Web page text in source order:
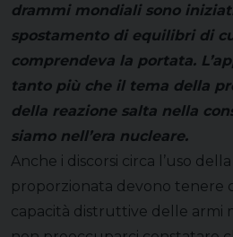
drammi mondiali sono
spostamento di equilibri di
comprendeva la portata.
tanto più che il tema della
della reazione salta nella
siamo nell’era nucleare.
Anche i discorsi circa l’uso
proporzionata devono tenere
capacità distruttive delle armi